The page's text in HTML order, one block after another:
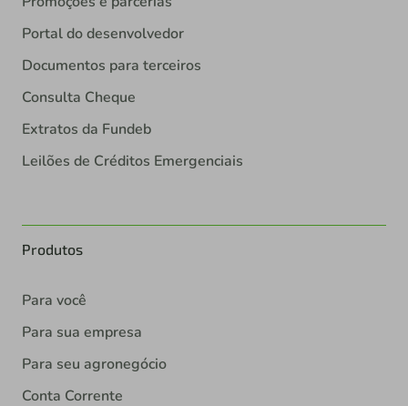
Portal do desenvolvedor
Documentos para terceiros
Consulta Cheque
Extratos da Fundeb
Leilões de Créditos Emergenciais
Produtos
Para você
Para sua empresa
Para seu agronegócio
Conta Corrente